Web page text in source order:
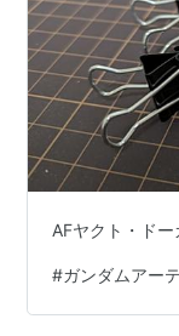
AFヤクト・ド
#ガンダムアー